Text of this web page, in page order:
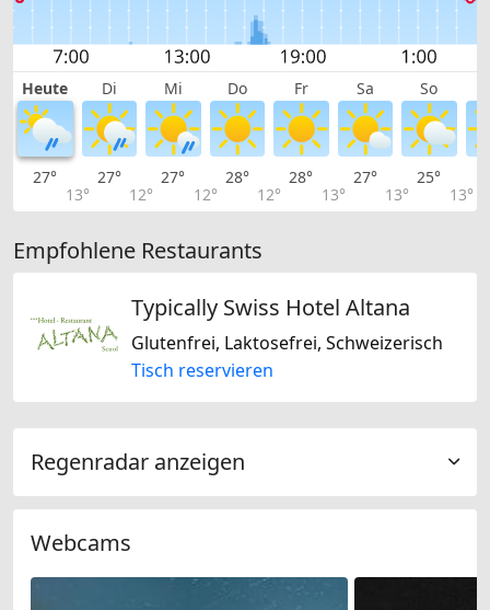
Heute Di Mi Do Fr Sa So
27°
13°
27°
12°
27°
12°
28°
12°
28°
13°
27°
13°
25°
13°
Empfohlene Restaurants
Typically Swiss Hotel Altana
Glutenfrei, Laktosefrei, Schweizerisch
Tisch reservieren
Regenradar anzeigen
Webcams